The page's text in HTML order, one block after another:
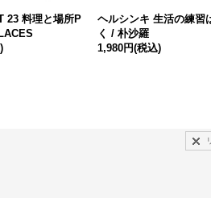
23 料理と場所P
ヘルシンキ 生活の練習
く / 朴沙羅
1,980円(税込)